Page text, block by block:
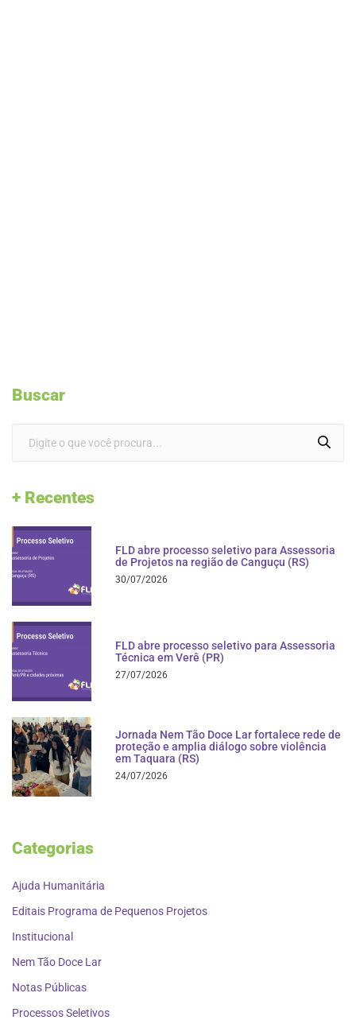
Buscar
+ Recentes
FLD abre processo seletivo para Assessoria
de Projetos na região de Canguçu (RS)
30/07/2026
FLD abre processo seletivo para Assessoria
Técnica em Verê (PR)
27/07/2026
Jornada Nem Tão Doce Lar fortalece rede de
proteção e amplia diálogo sobre violência
em Taquara (RS)
24/07/2026
Categorias
Ajuda Humanitária
Editais Programa de Pequenos Projetos
Institucional
Nem Tão Doce Lar
Notas Públicas
Processos Seletivos